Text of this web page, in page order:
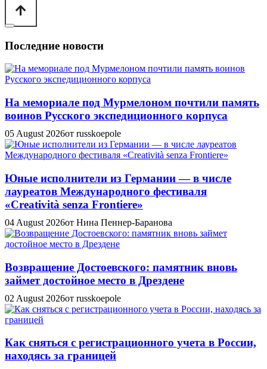
Последние новости
На мемориале под Мурмелоном почтили память
воинов Русского экспедиционного корпуса
05 August 2026от russkoepole
Юные исполнители из Германии — в числе
лауреатов Международного фестиваля
«Creatività senza Frontiere»
04 August 2026от Нина Пеннер-Баранова
Возвращение Достоевского: памятник вновь
займет достойное место в Дрездене
02 August 2026от russkoepole
Как сняться с регистрационного учета в России,
находясь за границей